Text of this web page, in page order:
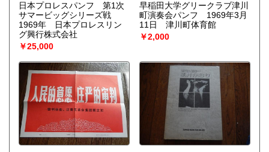
日本プロレスパンフ 第1次
サマービッグシリーズ戦
1969年 日本プロレスリン
グ興行株式会社
￥25,000
早稲田大学グリークラブ津川
町演奏会パンフ 1969年3月
11日 津川町体育館
￥2,000